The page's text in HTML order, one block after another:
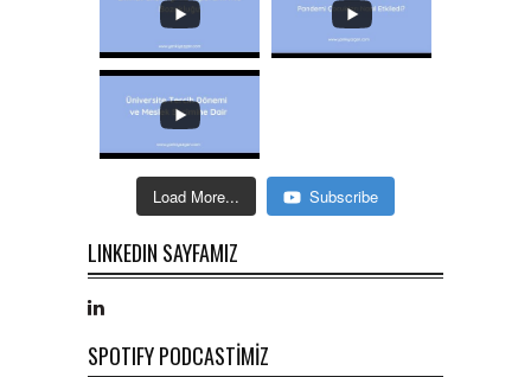
Load More... Subscribe
LINKEDIN SAYFAMIZ
SPOTIFY PODCASTİMİZ